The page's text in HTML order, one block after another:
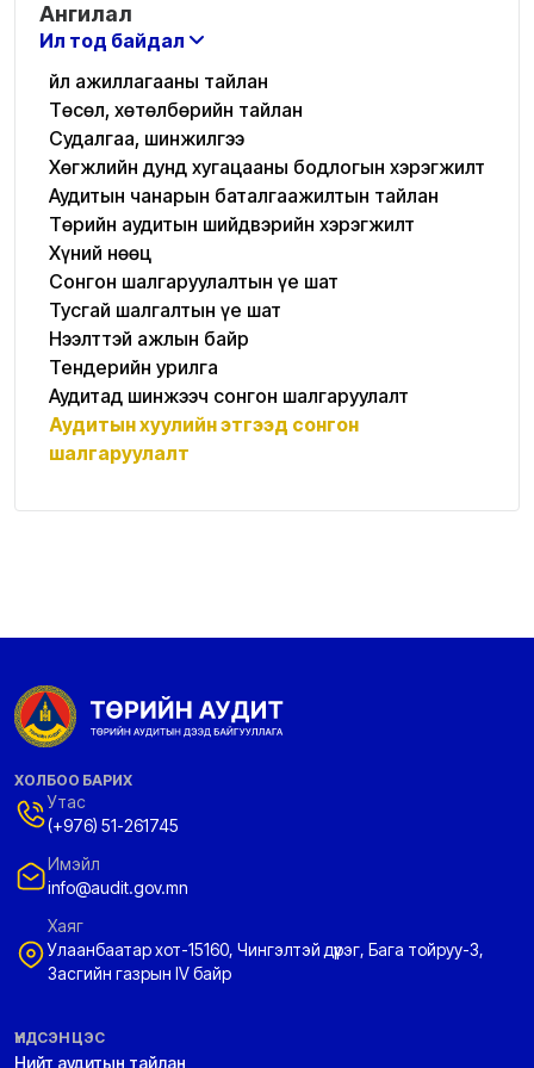
Ангилал
Ил тод байдал
Үйл ажиллагааны тайлан
Төсөл, хөтөлбөрийн тайлан
Судалгаа, шинжилгээ
Хөгжлийн дунд хугацааны бодлогын хэрэгжилт
Аудитын чанарын баталгаажилтын тайлан
Төрийн аудитын шийдвэрийн хэрэгжилт
Хүний нөөц
Сонгон шалгаруулалтын үе шат
Тусгай шалгалтын үе шат
Нээлттэй ажлын байр
Тендерийн урилга
Аудитад шинжээч сонгон шалгаруулалт
Аудитын хуулийн этгээд сонгон
шалгаруулалт
ХОЛБОО БАРИХ
Утас
(+976) 51-261745
Имэйл
info@audit.gov.mn
Хаяг
Улаанбаатар хот-15160, Чингэлтэй дүүрэг, Бага тойруу-3,
Засгийн газрын IV байр
ҮНДСЭН ЦЭС
Нийт аудитын тайлан